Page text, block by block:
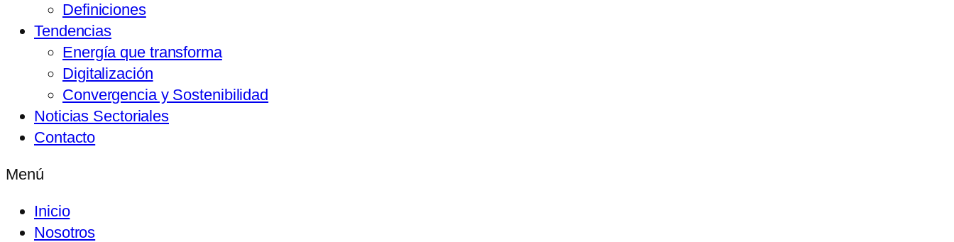
Definiciones
Tendencias
Energía que transforma
Digitalización
Convergencia y Sostenibilidad
Noticias Sectoriales
Contacto
Menú
Inicio
Nosotros